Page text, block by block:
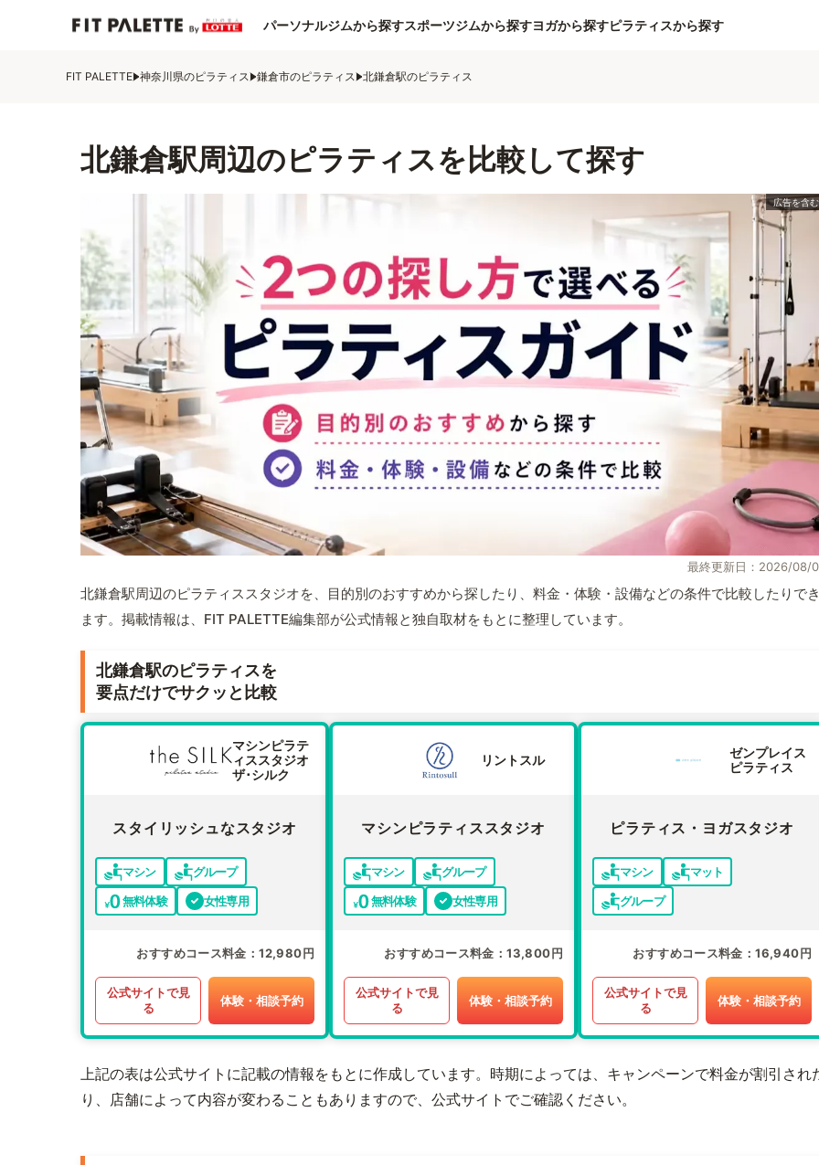
パーソナルジムから探すスポーツジムから探すヨガから探すピラティスから探す
FIT PALETTE 神奈川県のピラティス 鎌倉市のピラティス 北鎌倉駅のピラティス
北鎌倉駅周辺のピラティスを比較して探す
最終更新日：2026/08/
北鎌倉駅周辺のピラティススタジオを、目的別のおすすめから探したり、料金・体験・設備などの条件で比較したりで
ます。掲載情報は、FIT PALETTE編集部が公式情報と独自取材をもとに整理しています。
北鎌倉駅のピラティスを
要点だけでサクッと比較
マシンピラテ
ィススタジオ
ザ･シルク
スタイリッシュなスタジオ
マシン
グループ
無料体験
女性専用
おすすめコース料金 12,980円
公式サイトで見
る
体験・相談予約
リントスル
マシンピラティススタジオ
マシン
グループ
無料体験
女性専用
おすすめコース料金 13,800円
公式サイトで見
る
体験・相談予約
ゼンプレイス
ピラティス
ピラティス・ヨガスタジオ
マシン
マット
グループ
おすすめコース料金 16,940円
公式サイトで見
る
体験・相談予約
上記の表は公式サイトに記載の情報をもとに作成しています。時期によっては、キャンペーンで料金が割引され
り、店舗によって内容が変わることもありますので、公式サイトでご確認ください。